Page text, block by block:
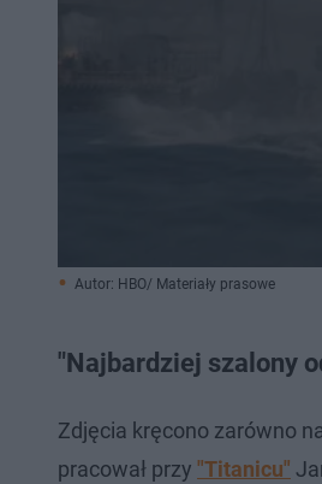
Autor: HBO/ Materiały prasowe
"Najbardziej szalony
Zdjęcia kręcono zarówno
pracował przy "Titanicu"